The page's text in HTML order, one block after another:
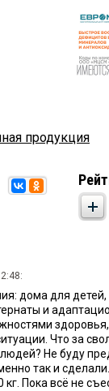
продукция
дома для
и
Что за
Не буду
так и
Пока всё не